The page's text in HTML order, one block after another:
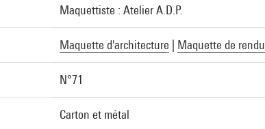
Maquettiste : Atelier A.D.P.
Maquette d'architecture Maquette de rendu
N°71
Carton et métal